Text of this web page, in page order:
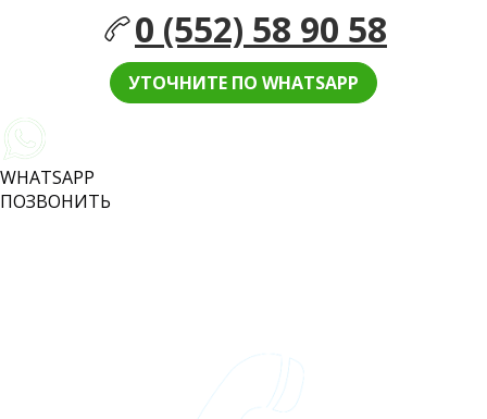
0 (552) 58 90 58
УТОЧНИТЕ ПО WHATSAPP
WHATSAPP
ПОЗВОНИТЬ